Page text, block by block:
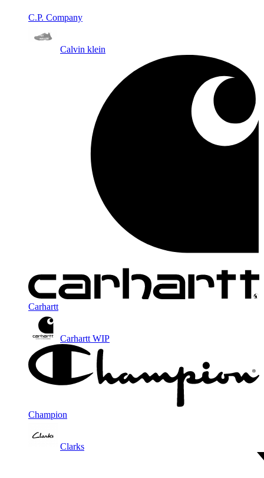
C.P. Company
Calvin klein
Carhartt
Carhartt WIP
Champion
Clarks